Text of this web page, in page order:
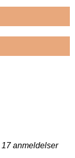
17anmeldelser